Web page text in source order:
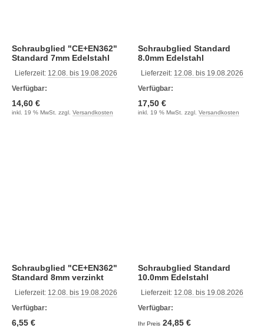
Schraubglied "CE+EN362"
Standard 7mm Edelstahl
Lieferzeit: 12.08. bis 19.08.2026
Verfügbar:
14,60 €
inkl. 19 % MwSt. zzgl. Versandkosten
Schraubglied Standard
8.0mm Edelstahl
Lieferzeit: 12.08. bis 19.08.2026
Verfügbar:
17,50 €
inkl. 19 % MwSt. zzgl. Versandkosten
Schraubglied "CE+EN362"
Standard 8mm verzinkt
Lieferzeit: 12.08. bis 19.08.2026
Verfügbar:
6,55 €
Schraubglied Standard
10.0mm Edelstahl
Lieferzeit: 12.08. bis 19.08.2026
Verfügbar:
Ihr Preis 24,85 €